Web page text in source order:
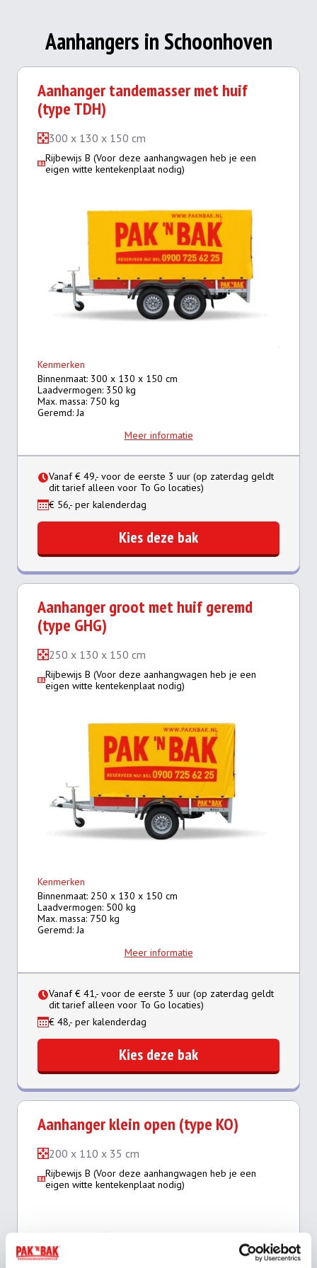
Aanhangers in Schoonhoven
Aanhanger tandemasser met huif
(type TDH)
300 x 130 x 150 cm
Rijbewijs B (Voor deze aanhangwagen heb je een
eigen witte kentekenplaat nodig)
Kenmerken
Binnenmaat: 300 x 130 x 150 cm
Laadvermogen: 350 kg
Max. massa: 750 kg
Geremd: Ja
Meer informatie
Vanaf € 49,- voor de eerste 3 uur (op zaterdag geldt
dit tarief alleen voor To Go locaties)
€ 56,- per kalenderdag
Kies deze bak
Aanhanger groot met huif geremd
(type GHG)
250 x 130 x 150 cm
Rijbewijs B (Voor deze aanhangwagen heb je een
eigen witte kentekenplaat nodig)
Kenmerken
Binnenmaat: 250 x 130 x 150 cm
Laadvermogen: 500 kg
Max. massa: 750 kg
Geremd: Ja
Meer informatie
Vanaf € 41,- voor de eerste 3 uur (op zaterdag geldt
dit tarief alleen voor To Go locaties)
€ 48,- per kalenderdag
Kies deze bak
Aanhanger klein open (type KO)
200 x 110 x 35 cm
Rijbewijs B (Voor deze aanhangwagen heb je een
eigen witte kentekenplaat nodig)